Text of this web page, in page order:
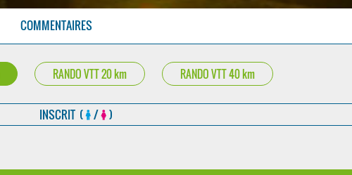
COMMENTAIRES
RANDO VTT 20 km RANDO VTT 40 km
INSCRIT ( / )